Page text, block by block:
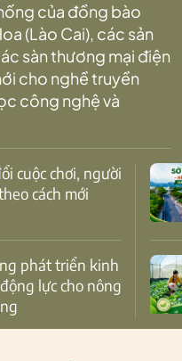
của đồng bào
(Lào Cai), các sản
sàn thương mại điện
cho nghề truyền
công nghệ và
cách mới
lực cho nông